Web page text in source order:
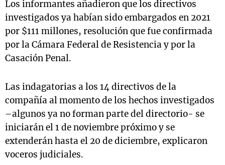
Los informantes añadieron que los directivos
investigados ya habían sido embargados en 2021
por $111 millones, resolución que fue confirmada
por la Cámara Federal de Resistencia y por la
Casación Penal.
Las indagatorias a los 14 directivos de la
compañía al momento de los hechos investigados
–algunos ya no forman parte del directorio- se
iniciarán el 1 de noviembre próximo y se
extenderán hasta el 20 de diciembre, explicaron
voceros judiciales.